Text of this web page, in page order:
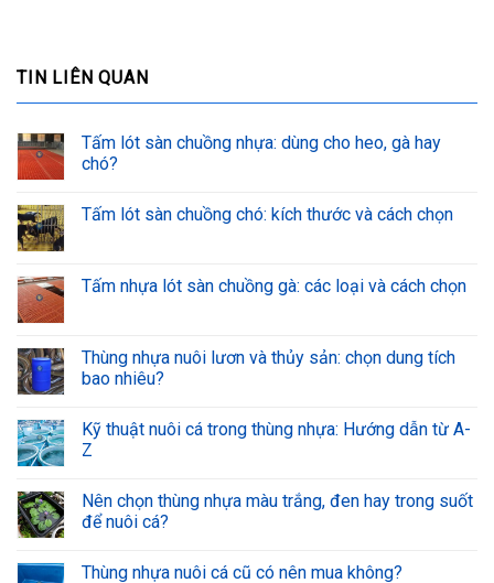
TIN LIÊN QUAN
Tấm lót sàn chuồng nhựa: dùng cho heo, gà hay
chó?
Tấm lót sàn chuồng chó: kích thước và cách chọn
Tấm nhựa lót sàn chuồng gà: các loại và cách chọn
Thùng nhựa nuôi lươn và thủy sản: chọn dung tích
bao nhiêu?
Kỹ thuật nuôi cá trong thùng nhựa: Hướng dẫn từ A-
Z
Nên chọn thùng nhựa màu trắng, đen hay trong suốt
để nuôi cá?
Thùng nhựa nuôi cá cũ có nên mua không?